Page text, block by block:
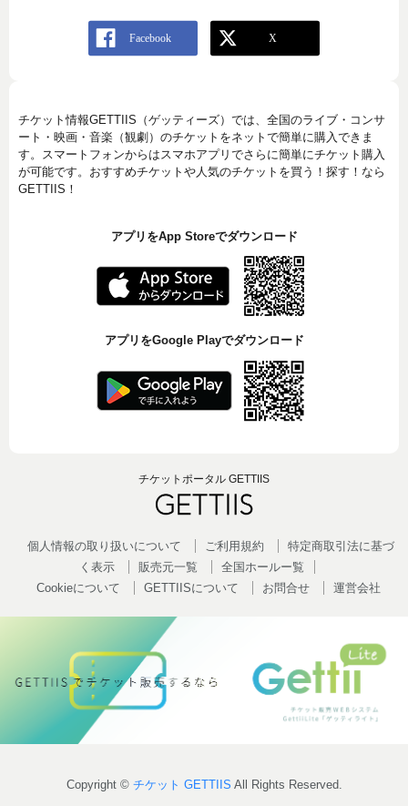
チケット情報GETTIIS（ゲッティーズ）では、全国のライブ・コンサ
ート・映画・音楽（観劇）のチケットをネットで簡単に購入できま
す。スマートフォンからはスマホアプリでさらに簡単にチケット購入
が可能です。おすすめチケットや人気のチケットを買う！探す！なら
GETTIIS！
アプリをApp Storeでダウンロード
アプリをGoogle Playでダウンロード
チケットポータル GETTIIS
個人情報の取り扱いについて ご利用規約
特定商取引法に基づ
く表示
販売元一覧
全国ホールー覧
Cookieについて
GETTIISについて お問合せ 運営会社
Copyright © チケット GETTIIS All Rights Reserved.